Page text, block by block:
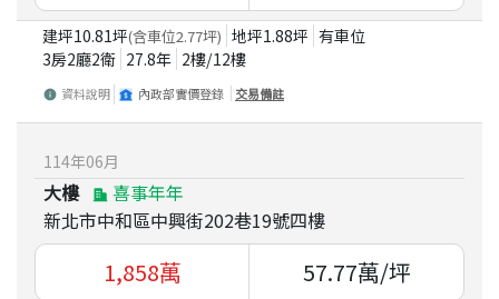
建坪10.81坪(含車位2.77坪) 地坪1.88坪 有車位
3房2廳2衛 27.8年 2樓/12樓
資料說明 內政部實價登錄 交易備註
114年06月
大樓
喜事年年
新北市中和區中興街202巷19號四樓
1,858萬 57.77萬/坪